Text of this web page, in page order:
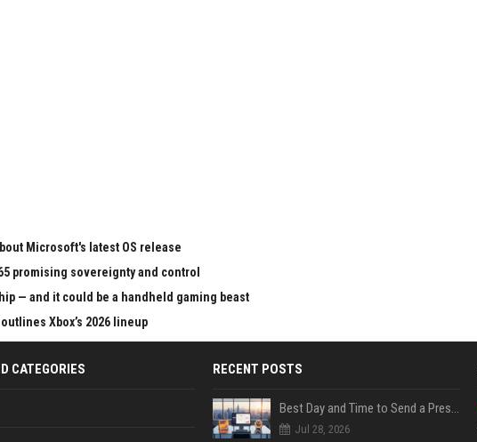
Microsoft's latest OS release
promising sovereignty and control
— and it could be a handheld gaming beast
Xbox’s 2026 lineup
CATEGORIES RECENT POSTS
Best Day and Time to Send a Press Release for Media Pick Up
Jul 28, 2026